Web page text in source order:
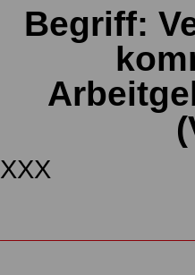
Begriff:
XXX